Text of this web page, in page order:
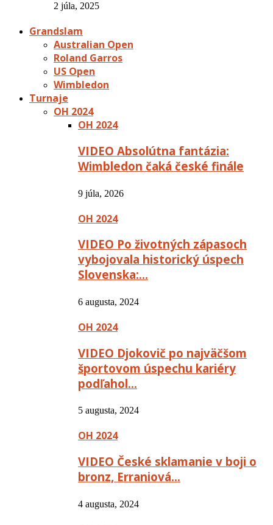
2 júla, 2025
Grandslam
Australian Open
Roland Garros
US Open
Wimbledon
Turnaje
OH 2024
OH 2024
VIDEO Absolútna fantázia:
Wimbledon čaká české finále
9 júla, 2026
OH 2024
VIDEO Po životných zápasoch
vybojovala historický úspech
Slovenska:…
6 augusta, 2024
OH 2024
VIDEO Djokovič po najväčšom
športovom úspechu kariéry
podľahol…
5 augusta, 2024
OH 2024
VIDEO České sklamanie v boji o
bronz, Erraniová…
4 augusta, 2024